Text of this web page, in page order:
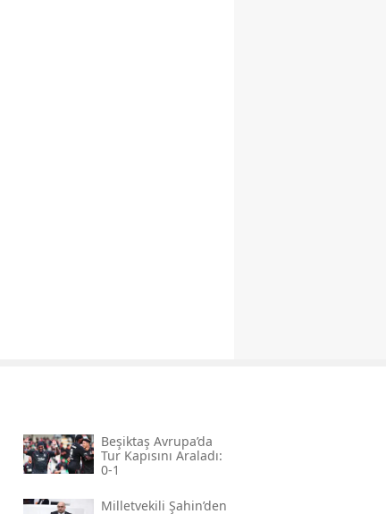
Beşiktaş Avrupa’da
Tur Kapısını Araladı:
0-1
Milletvekili Şahin’den